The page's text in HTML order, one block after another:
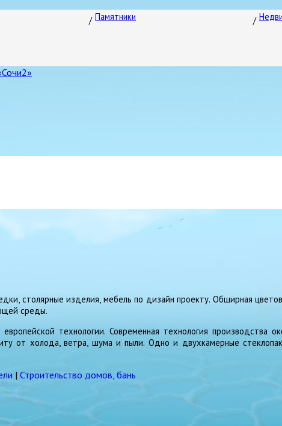
Памятники
столярные изделия, мебель по дизайн проекту. Обширная
среды.
технологии. Современная технология производства
от холода, ветра, шума и пыли. Одно и двухкамерные
| Строительство домов, бань